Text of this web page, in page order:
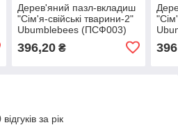
Дерев'яний пазл-вкладиш
"Сім'я-свійські тварини-2"
Ubumblebees (ПСФ003)
396,20₴
за рік